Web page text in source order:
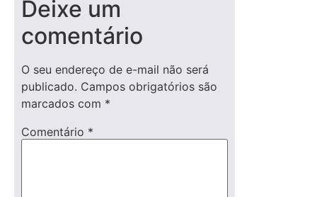
Deixe um
comentário
O seu endereço de e-mail não será
publicado. Campos obrigatórios são
marcados com *
Comentário *